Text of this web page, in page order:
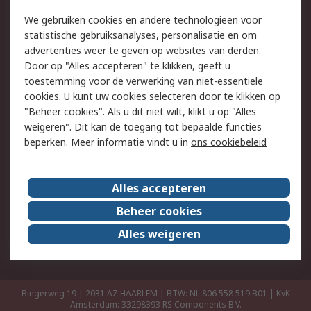
Track & Trace
Wettelijk
Cookiebeleid
Email veiligheid
Privacybeleid
Websitevoorwaarden
Algemene
verkoopvoorwaarden
Over RS
RS Group
Over ons
RS wereldwijd
Werken bij RS
ESG
Bingerweg 19 | 2031 AZ HAARLEM | BTW: NL 806 558 519.B01 | KvK
Amsterdam: 33298393 RS Components B.V.
We gebruiken cookies en andere technologieën voor
statistische gebruiksanalyses, personalisatie en om
advertenties weer te geven op websites van derden.
Door op "Alles accepteren" te klikken, geeft u
toestemming voor de verwerking van niet-essentiële
cookies. U kunt uw cookies selecteren door te klikken op
"Beheer cookies". Als u dit niet wilt, klikt u op "Alles
weigeren". Dit kan de toegang tot bepaalde functies
beperken. Meer informatie vindt u in ons cookiebeleid
Alles accepteren
Beheer cookies
Alles weigeren